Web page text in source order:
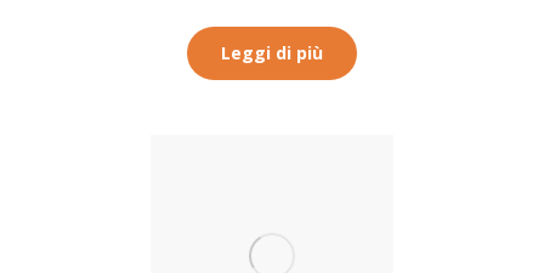
Leggi di più